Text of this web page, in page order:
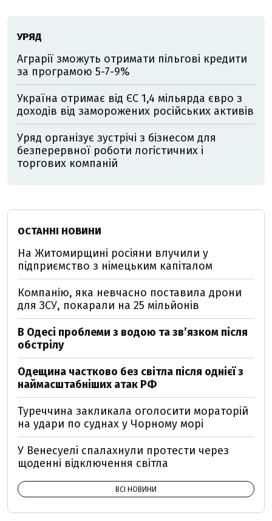
УРЯД
Аграрії зможуть отримати пільгові кредити
за програмою 5-7-9%
Україна отримає від ЄС 1,4 мільярда євро з
доходів від заморожених російських активів
Уряд організує зустрічі з бізнесом для
безперервної роботи логістичних і
торгових компаній
ОСТАННІ НОВИНИ
На Житомирщині росіяни влучили у
підприємство з німецьким капіталом
Компанію, яка невчасно поставила дрони
для ЗСУ, покарали на 25 мільйонів
В Одесі проблеми з водою та звʼязком після
обстрілу
Одещина частково без світла після однієї з
наймасштабніших атак РФ
Туреччина закликала оголосити мораторій
на удари по суднах у Чорному морі
У Венесуелі спалахнули протести через
щоденні відключення світла
ВСІ НОВИНИ